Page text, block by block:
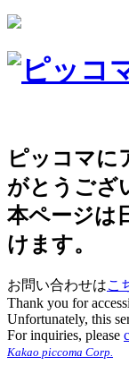
ピッコマに
がとうござ
本ページは
けます。
お問い合わせはこ
Thank you for
Unfortunately, this
For inquiries, please
Kakao piccoma Corp.